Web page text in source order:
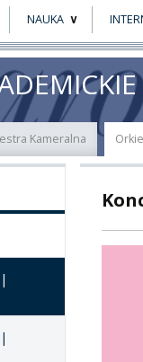
NAUKA
EWALUACJA
JAKOŚĆ KSZTAŁCENIA
NOSTRYFIKACJA
DYPLOMÓW
NOSTRYFIKACJA
AWANSOWE
POWER
Kameralna